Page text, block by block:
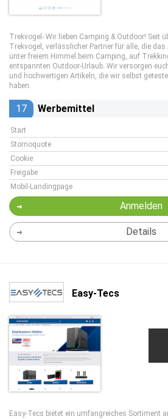
Trekvogel- Wir lieben Camping & Outdoor! Seit
Trekvogel, verlässlicher Partner für alle, die das
unter freiem Himmel beim Camping, auf
entspannten Outdoor-Urlaub. Wir versorgen
und hochwertigen Artikeln, die wir selbst
haben.
17 Werbemittel
Start
Stornoquote
Cookie
Freigabe
Mobil-Landingpage
Anmelden
Details
Easy-Tecs
Easy-Tecs bietet ein umfangreiches Sortiment